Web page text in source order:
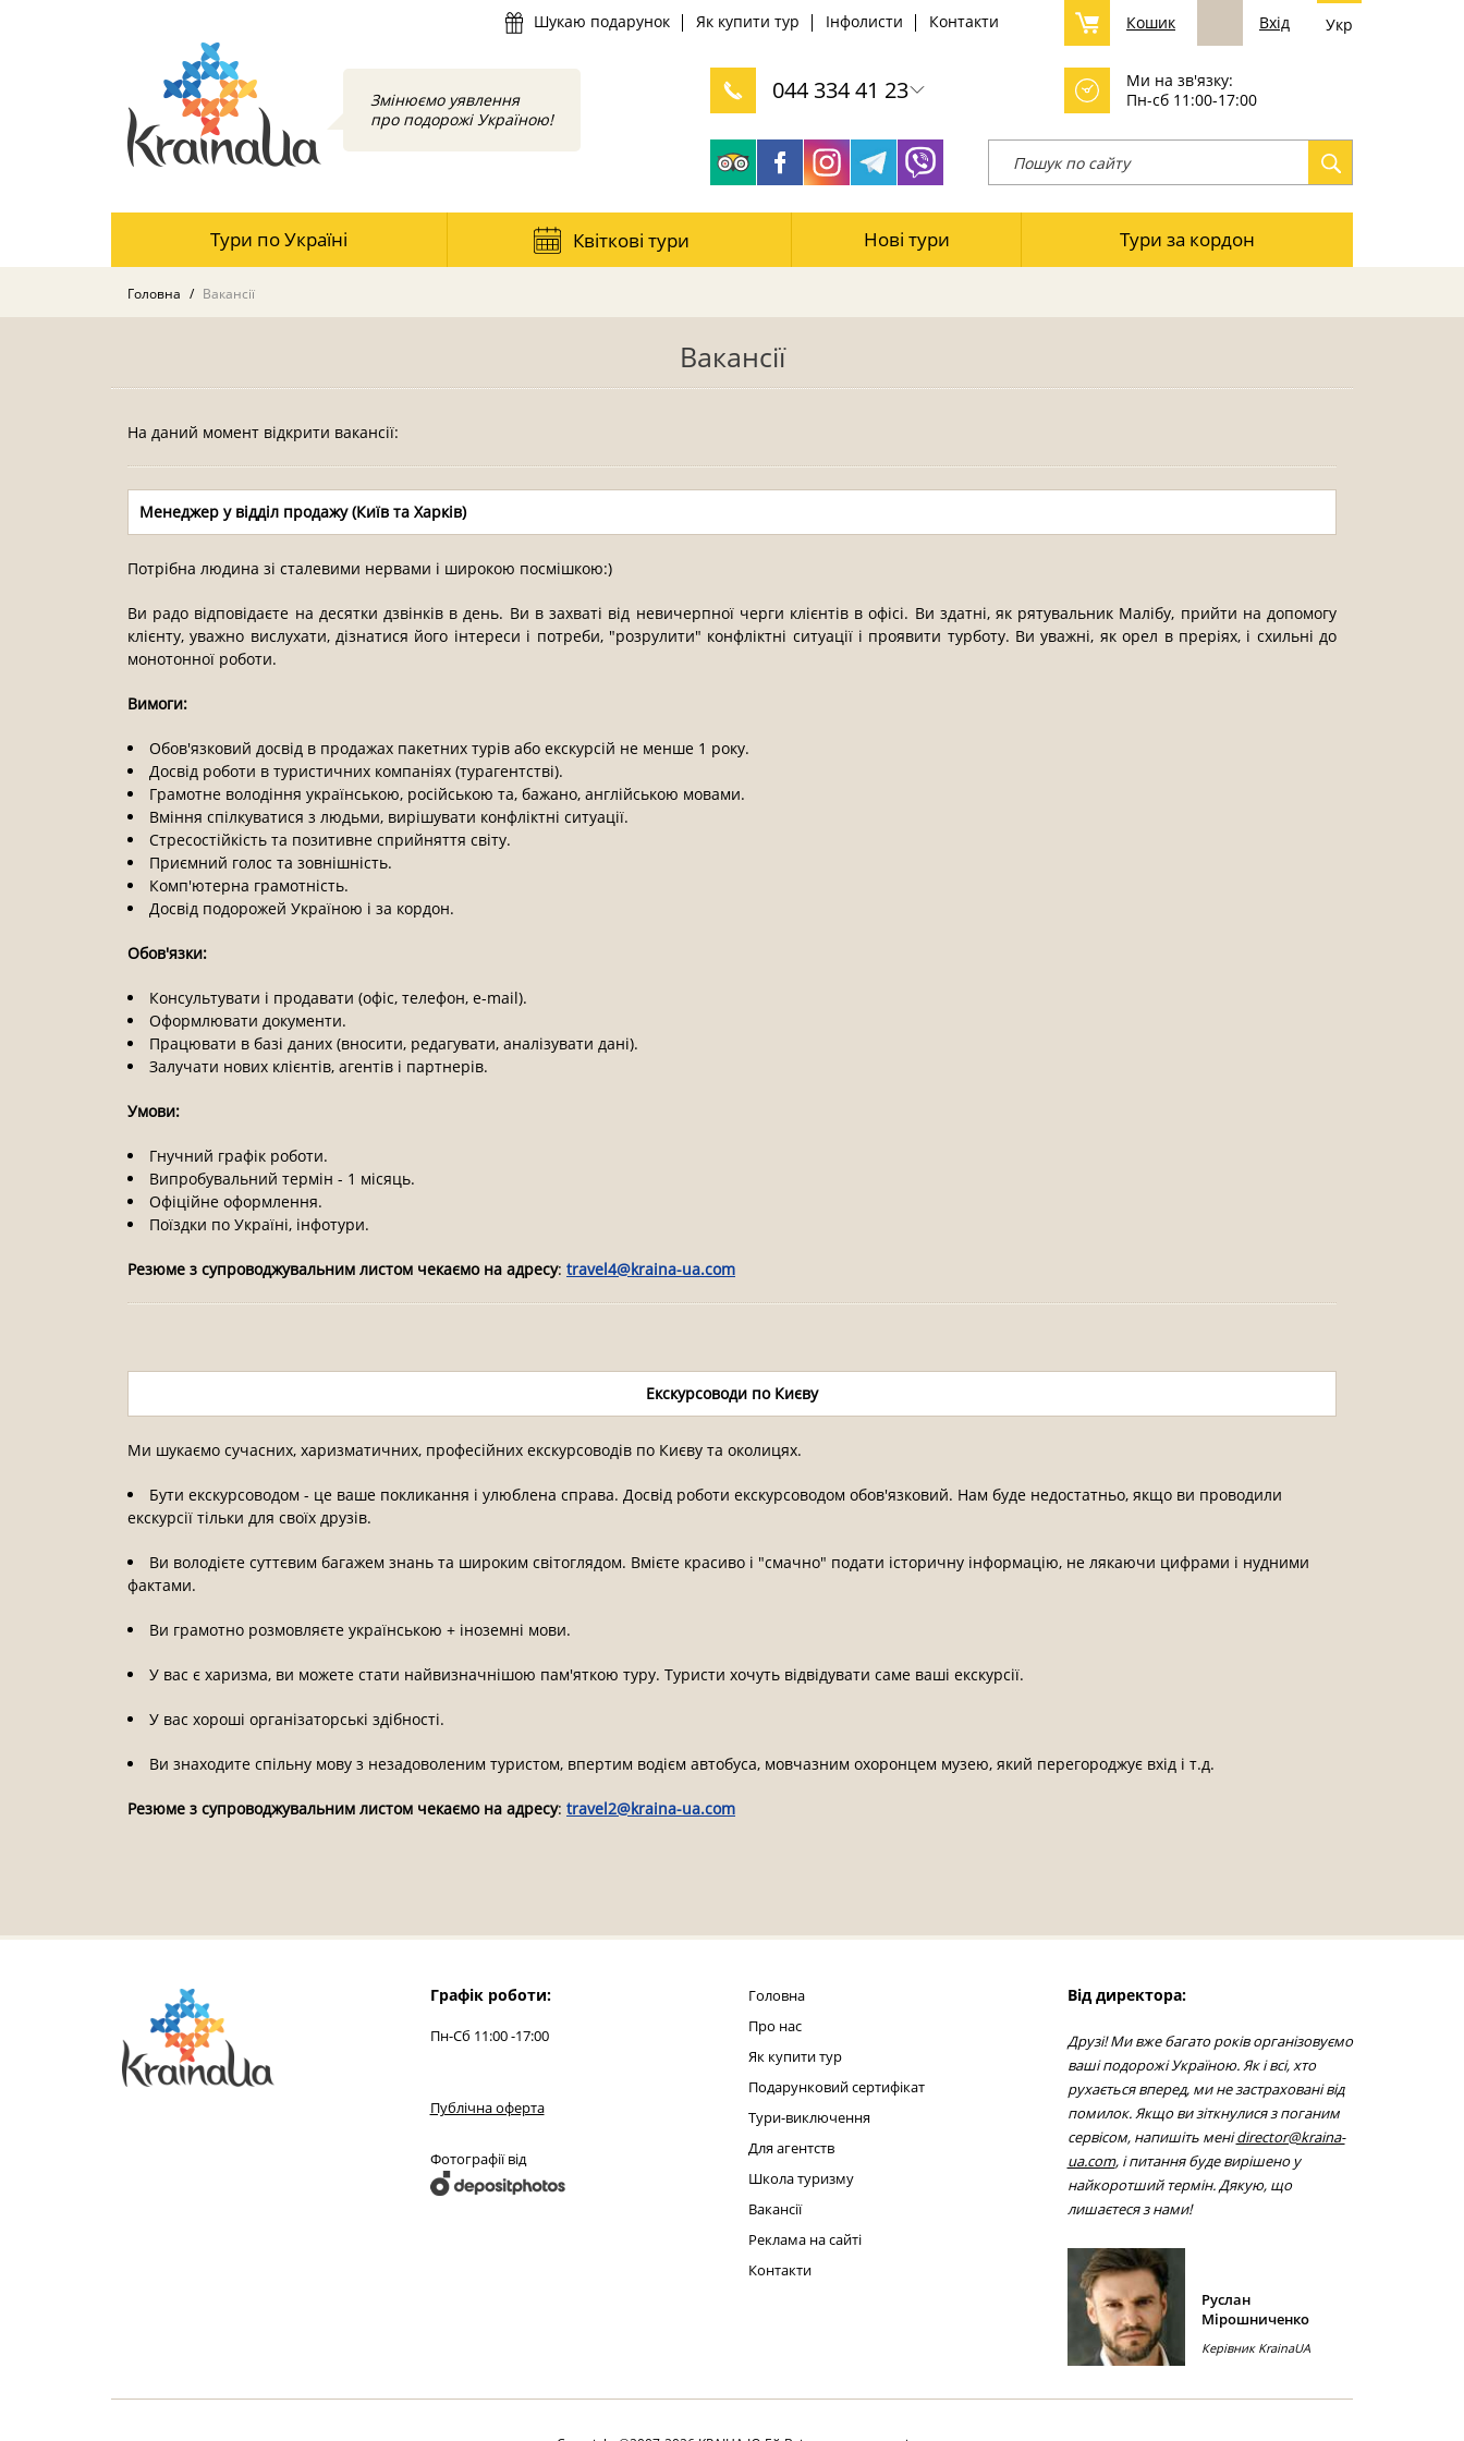
Шукаю подарунок Як купити тур Інфолисти Контакти
Ми на зв'язку:
Пн-сб 11:00-17:00
Кошик Вхід Укр
Змінюємо уявлення
про подорожі Україною!
044 334 41 23
Тури по Україні Квіткові тури Нові тури Тури за кордон
Головна Вакансії
Вакансії
На даний момент відкрити вакансії:
Менеджер у відділ продажу (Київ та Харків)
Потрібна людина зі сталевими нервами і широкою посмішкою:)
Ви радо відповідаєте на десятки дзвінків в день. Ви в захваті від невичерпної черги клієнтів в офісі. Ви здатні, як рятувальник Малібу, прийти на допомогу
клієнту, уважно вислухати, дізнатися його інтереси і потреби, "розрулити" конфліктні ситуації і проявити турботу. Ви уважні, як орел в преріях, і схильні до
монотонної роботи.
Вимоги:
Обов'язковий досвід в продажах пакетних турів або екскурсій не менше 1 року.
Досвід роботи в туристичних компаніях (турагентстві).
Грамотне володіння українською, російською та, бажано, англійською мовами.
Вміння спілкуватися з людьми, вирішувати конфліктні ситуації.
Стресостійкість та позитивне сприйняття світу.
Приємний голос та зовнішність.
Комп'ютерна грамотність.
Досвід подорожей Україною і за кордон.
Обов'язки:
Консультувати і продавати (офіс, телефон, e-mail).
Оформлювати документи.
Працювати в базі даних (вносити, редагувати, аналізувати дані).
Залучати нових клієнтів, агентів і партнерів.
Умови:
Гнучний графік роботи.
Випробувальний термін - 1 місяць.
Офіційне оформлення.
Поїздки по Україні, інфотури.
Резюме з супроводжувальним листом чекаємо на адресу: travel4@kraina-ua.com
Екскурсоводи по Києву
Ми шукаємо сучасних, харизматичних, професійних екскурсоводів по Києву та околицях.
Бути екскурсоводом - це ваше покликання і улюблена справа. Досвід роботи екскурсоводом обов'язковий. Нам буде недостатньо, якщо ви проводили
екскурсії тільки для своїх друзів.
Ви володієте суттєвим багажем знань та широким світоглядом. Вмієте красиво і "смачно" подати історичну інформацію, не лякаючи цифрами і нудними
фактами.
Ви грамотно розмовляєте українською + іноземні мови.
У вас є харизма, ви можете стати найвизначнішою пам'яткою туру. Туристи хочуть відвідувати саме ваші екскурсії.
У вас хороші організаторські здібності.
Ви знаходите спільну мову з незадоволеним туристом, впертим водієм автобуса, мовчазним охоронцем музею, який перегороджує вхід і т.д.
Резюме з супроводжувальним листом чекаємо на адресу: travel2@kraina-ua.com
Графік роботи:
Пн-Сб 11:00 -17:00
Публічна оферта
Фотографії від
Головна
Про нас
Як купити тур
Подарунковий сертифікат
Тури-виключення
Для агентств
Школа туризму
Вакансії
Реклама на сайті
Контакти
Від директора:
Друзі! Ми вже багато років організовуємо
ваші подорожі Україною. Як і всі, хто
рухається вперед, ми не застраховані від
помилок. Якщо ви зіткнулися з поганим
сервісом, напишіть меніdirector@kraina-
ua.com, і питання буде вирішено у
найкоротший термін. Дякую, що
лишаєтеся з нами!
Руслан
Мірошниченко
Керівник KrainaUA